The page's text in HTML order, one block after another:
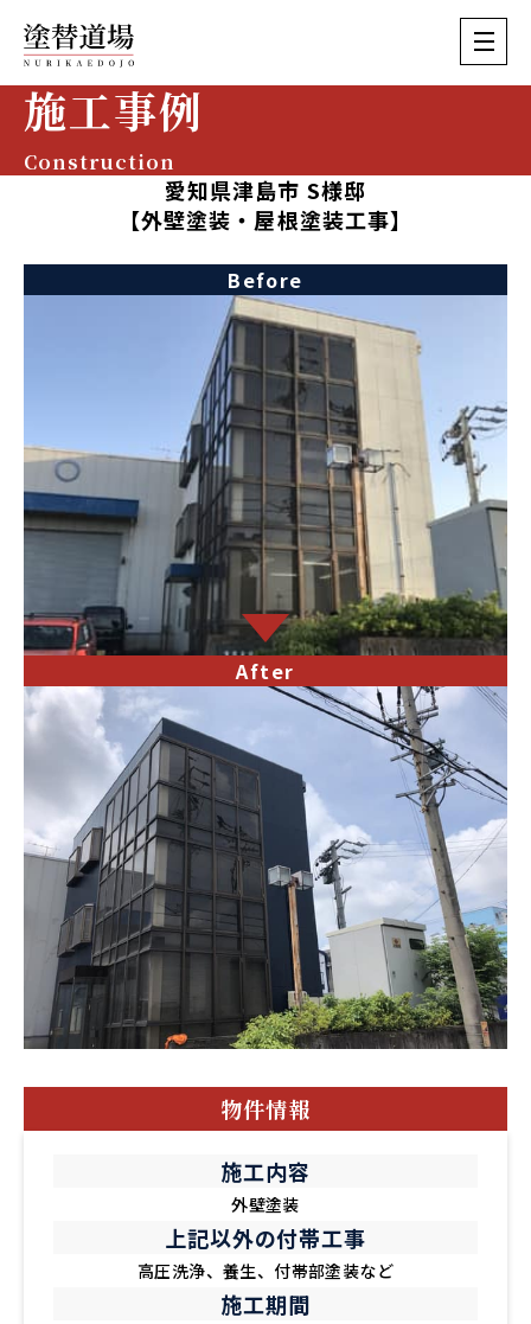
施工事例
Construction
愛知県津島市 S様邸
【外壁塗装・屋根塗装工事】
Before
After
物件情報
施工内容
外壁塗装
上記以外の付帯工事
高圧洗浄、養生、付帯部塗装など
施工期間